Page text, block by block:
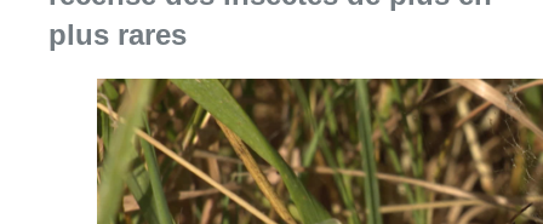
08 août 2026Consulter l'article "Au Moeraske, Bart